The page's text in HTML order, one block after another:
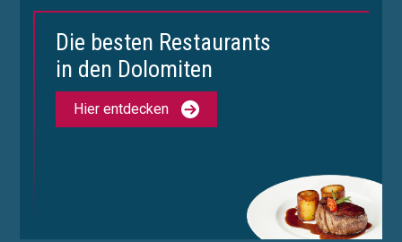
Die besten Restaurants
in den Dolomiten
Hier entdecken